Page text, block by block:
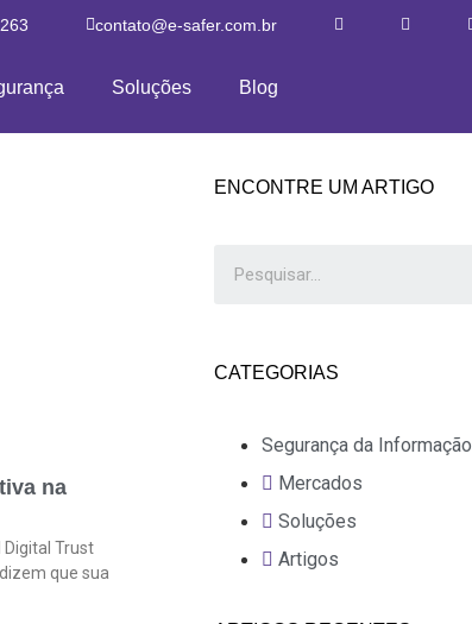
contato@e-safer.com.br
Soluções Blog
na
Digital Trust
que sua
ENCONTRE UM ARTIGO
CATEGORIAS
Segurança da Informação
Mercados
Soluções
Artigos